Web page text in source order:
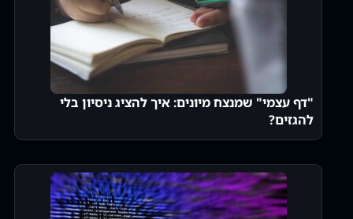
"דף עצמי" שמנצח מיונים: איך להציג ניסיון בלי
להגזים?